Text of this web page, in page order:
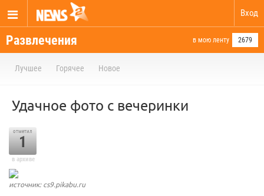
Вход
Развлечения в мою ленту 2679
Лучшее Горячее Новое
Удачное фото с вечеринки
отметил
1
в архиве
источник: cs9.pikabu.ru